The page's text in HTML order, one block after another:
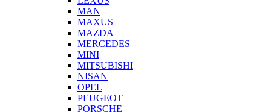
MAN
MAXUS
MAZDA
MERCEDES
MINI
MITSUBISHI
NISAN
OPEL
PEUGEOT
PORSCHE